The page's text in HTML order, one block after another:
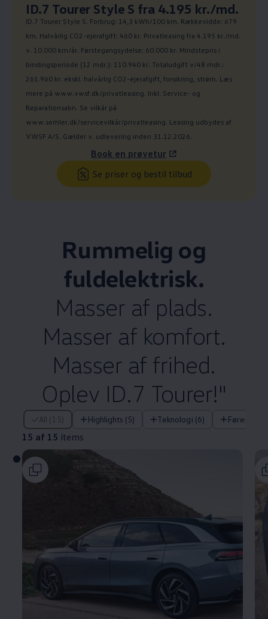
Ny pris:
ID.7 Tourer Style S fra 4.195 kr./md.
ID.7 Tourer Style S. Forbrug: 14,3 kWh/100 km. Rækkevidde: 679
km. Halvårlig CO2-ejerafgift: 460 kr. Privatleasing fra 4.195 kr./md.
v. 10.000 km/år. Førstegangsydelse: 60.000 kr. Mindstepris i
bindingsperiode (12 mdr.): 110.940 kr. Totaludgift v/48 mdr.:
261.960 kr. ekskl. halvårlig CO2-ejerafgift, forsikring, strøm. Læs
mere på www.vwsf.dk/privatleasing. Inkl. Service- og
Reparationsabn. Se vilkår på
www.semler.dk/servicevilkår/privatleasing. Leasing udbydes af
VWSF A/S. Gælder v. udlevering inden 31.12.2026.
Book en prøvetur
Se priser og bestil tilbud
Rummelig og
fuldelektrisk.
Masser af plads.
Masser af komfort.
Masser af frihed.
Oplev ID.7 Tourer!"
All (15) Highlights (5) Teknologi (6)
15 af 15 items
15 af 15 items